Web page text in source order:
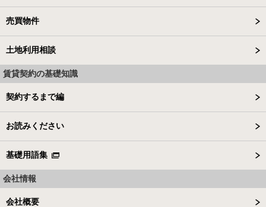
売買物件
土地利用相談
賃貸契約の基礎知識
契約するまで編
お読みください
基礎用語集
会社情報
会社概要